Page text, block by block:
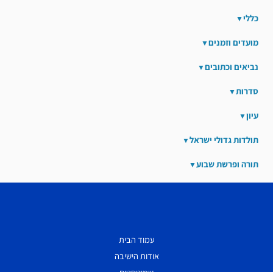
כללי
מועדים וזמנים
נביאים וכתובים
סדרות
עיון
תולדות גדולי ישראל
תורה ופרשת שבוע
עמוד הבית
אודות הישיבה